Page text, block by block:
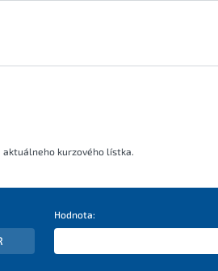
aktuálneho kurzového lístka.
Hodnota: